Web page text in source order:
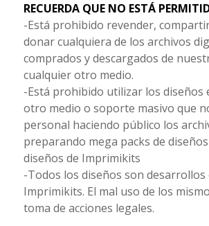
RECUERDA QUE NO ESTÁ
-Está prohibido revender,
donar cualquiera de los archivos
comprados y descargados de
cualquier otro medio.
-Está prohibido utilizar los diseños
otro medio o soporte masivo que
personal haciendo público los
preparando mega packs de
diseños de Imprimikits
-Todos los diseños son
Imprimikits. El mal uso de los
toma de acciones legales.